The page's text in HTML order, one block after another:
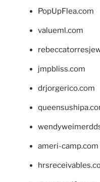
PopUpFlea.com
valueml.com
jmpbliss.com
drjorgerico.com
ameri-camp.com